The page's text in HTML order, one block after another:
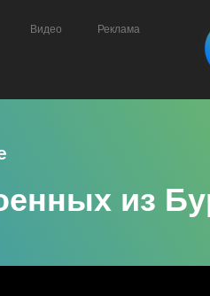
Видео Реклама
из